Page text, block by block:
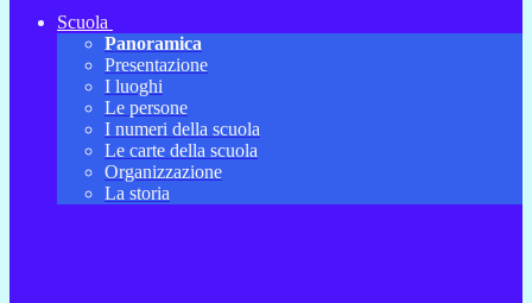
Scuola
Panoramica
Presentazione
I luoghi
Le persone
I numeri della scuola
Le carte della scuola
Organizzazione
La storia